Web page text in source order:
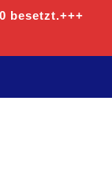
besetzt.+++